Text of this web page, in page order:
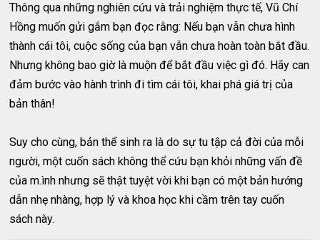
Thông qua những nghiên cứu và trải nghiệm thực tế, Vũ Chí
Hồng muốn gửi gắm bạn đọc rằng: Nếu bạn vẫn chưa hình
thành cái tôi, cuộc sống của bạn vẫn chưa hoàn toàn bắt đầu.
Nhưng không bao giờ là muộn để bắt đầu việc gì đó. Hãy can
đảm bước vào hành trình đi tìm cái tôi, khai phá giá trị của
bản thân!
Suy cho cùng, bản thể sinh ra là do sự tu tập cả đời của mỗi
người, một cuốn sách không thể cứu bạn khỏi những vấn đề
của m.ình nhưng sẽ thật tuyệt vời khi bạn có một bản hướng
dẫn nhẹ nhàng, hợp lý và khoa học khi cầm trên tay cuốn
sách này.